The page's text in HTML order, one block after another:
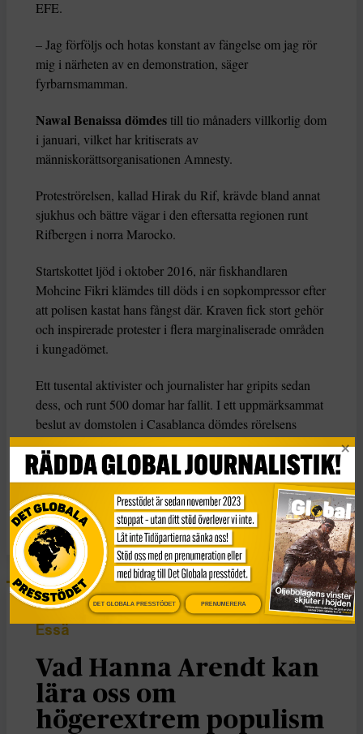
EFE.
– Jag förföljs och hotas konstant av fängelse om jag rör
mig i närheten av en demonstration, säger
fyrbarnsmamman.
Nawal Benaissa dömdestill tio månaders villkorlig dom
i januari, vilket har kritiserats av
människorättsorganisationen Amnesty.
Proteströrelsen, kallad Hirak du Rif, krävde bland annat
sjukhus och bättre vägar i den eftersatta regionen runt
Rifbergen i norra Marocko.
Startskottet ljöd i oktober 2016, när fiskhandlaren
Mohcine Fikri klämdes till döds i en sopkompressor efter
att polisen kastat hans fångst där. Kraven fick stort gehör
och inspirerade protester i flera marginaliserade områden
i kungadömet.
Ett tusental aktivister och journalister har gripits sedan
dess, och runt 500 domar har fallit. I ett uppmärksammat
beslut av domstolen i Casablanca dömdes rörelsens
första ledare, Nasser Zefzafi, till 20 års fängelse i fjol.
Nyheter
Essä
Vad Hanna Arendt kan
lära oss om
högerextrem populism
DET GLOBALA PRESSTÖDET PRENUMERERA